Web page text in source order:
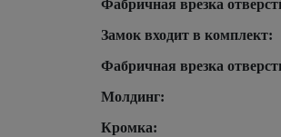
Фабричная врезка
Замок входит в комплект:
Фабричная врезка
Молдинг:
Кромка: